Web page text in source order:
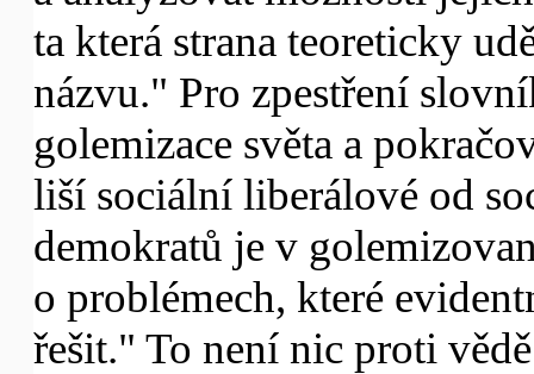
ta která strana teoreticky
názvu." Pro zpestření
golemizace světa a
liší sociální liberálové od
demokratů je v
o problémech, které
řešit." To není nic proti